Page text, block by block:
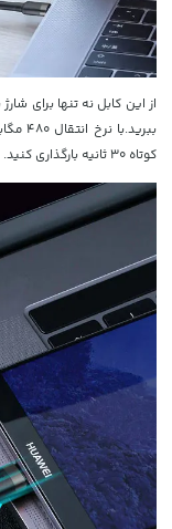
از این کابل نه تنها برای
کوتاه 30 ثانیه بارگذاری کنید.